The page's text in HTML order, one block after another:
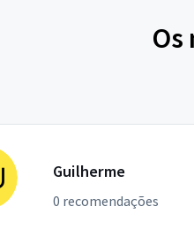
Os
Guilherme
0 recomendações